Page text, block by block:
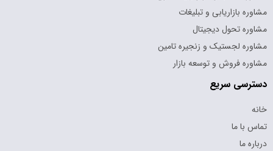
مشاوره بازاریابی و تبلیغات
مشاوره تحول دیجیتال
مشاوره لجستیک و زنجیره تامین
مشاوره فروش و توسعه بازار
دسترسی سریع
خانه
تماس با ما
درباره ما